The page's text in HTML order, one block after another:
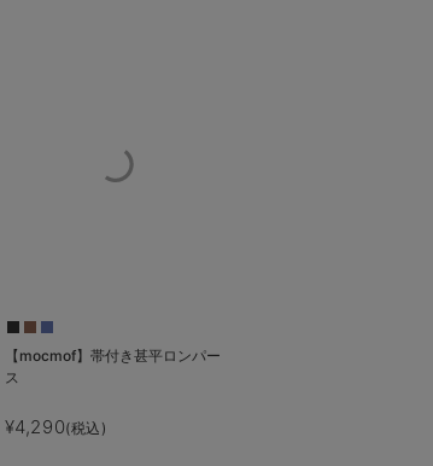
【mocmof】帯付き甚平ロンパー
ス
¥4,290(税込)